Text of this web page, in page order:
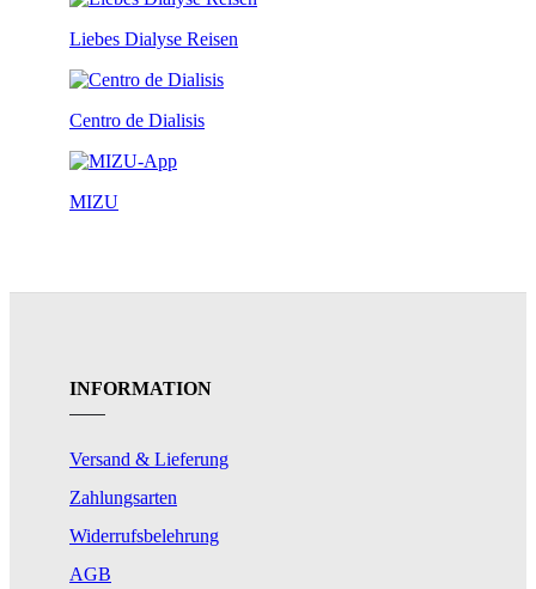
Liebes Dialyse Reisen
Centro de Dialisis
MIZU
INFORMATION
Versand & Lieferung
Zahlungsarten
Widerrufsbelehrung
AGB